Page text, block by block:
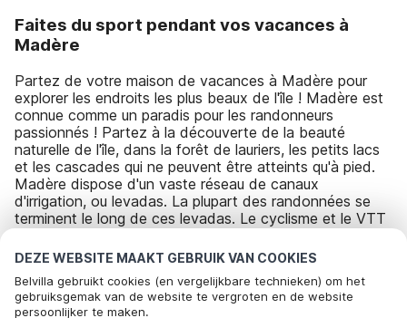
DEZE WEBSITE MAAKT GEBRUIK VAN COOKIES
Belvilla gebruikt cookies (en vergelijkbare technieken) om het
gebruiksgemak van de website te vergroten en de website
persoonlijker te maken.
Faites du sport pendant vos vacances à
Madère
Partez de votre maison de vacances à Madère pour
explorer les endroits les plus beaux de l'île ! Madère est
connue comme un paradis pour les randonneurs
passionnés ! Partez à la découverte de la beauté
naturelle de l'île, dans la forêt de lauriers, les petits lacs
et les cascades qui ne peuvent être atteints qu'à pied.
Madère dispose d'un vaste réseau de canaux
d'irrigation, ou levadas. La plupart des randonnées se
terminent le long de ces levadas. Le cyclisme et le VTT
L'île est également connue comme le lieu de vacances
tuba. Madère est une destination pour les passionnés
de soleil, les amoureux de la nature, les amateurs de